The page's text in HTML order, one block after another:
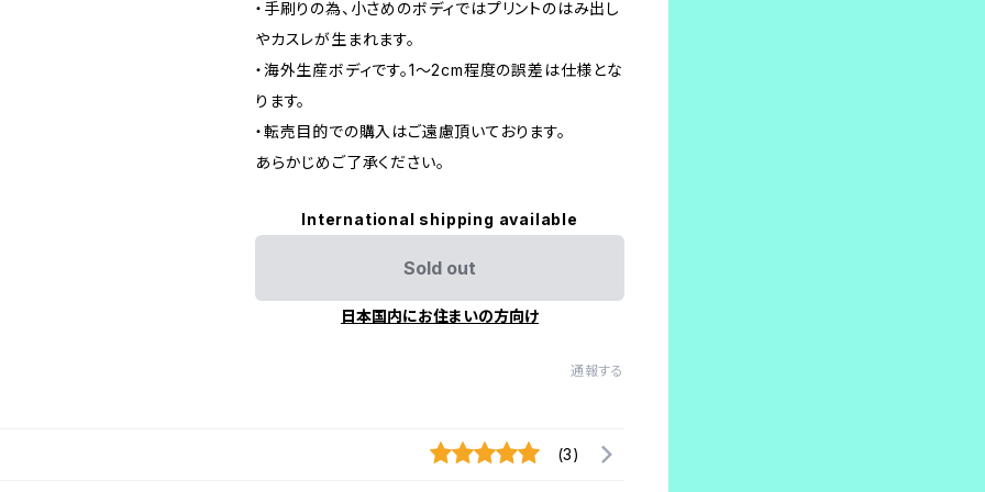
・手刷りの為、小さめのボディではプリントのはみ出し
やカスレが生まれます。
・海外生産ボディです。1～2cm程度の誤差は仕様とな
ります。
・転売目的での購入はご遠慮頂いております。
あらかじめご了承ください。
International shipping available
Sold out
日本国内にお住まいの方向け
通報する
(3)